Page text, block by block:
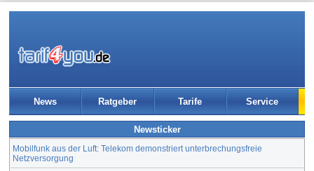
News Ratgeber Tarife Service
Newsticker
Mobilfunk aus der Luft: Telekom demonstriert unterbrechungsfreie
Netzversorgung